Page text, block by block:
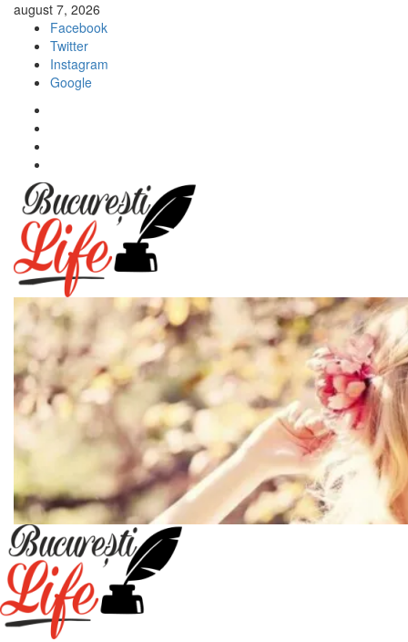
Sari
conținut
august 7, 2026
Facebook
Twitter
Instagram
Google
Meniu
principal